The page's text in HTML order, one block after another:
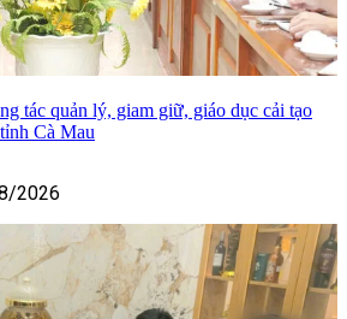
tác quản lý, giam giữ, giáo dục cải tạo
Cà Mau
2026